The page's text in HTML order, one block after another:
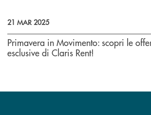
21 MAR 2025
Primavera in Movimento: scopri le
esclusive di Claris Rent!